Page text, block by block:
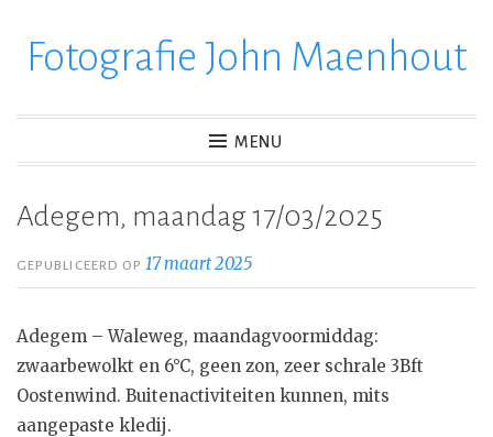
verderFotografie John Maenhout
MENU
Adegem, maandag 17/03/2025
GEPUBLICEERD OP17 maart 2025
Adegem – Waleweg, maandagvoormiddag:
zwaarbewolkt en 6°C, geen zon, zeer schrale 3Bft
Oostenwind. Buitenactiviteiten kunnen, mits
aangepaste kledij.